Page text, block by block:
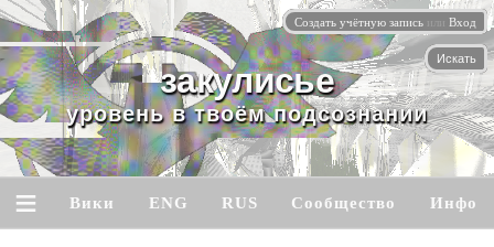
База
данных
Backrooms
Вы бывали здесь раньше.
≡ Вики ENG RUS Сообщество Инфо
Создать учётную запись или Вход